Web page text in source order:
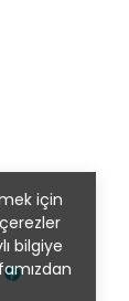
için
bilgiye